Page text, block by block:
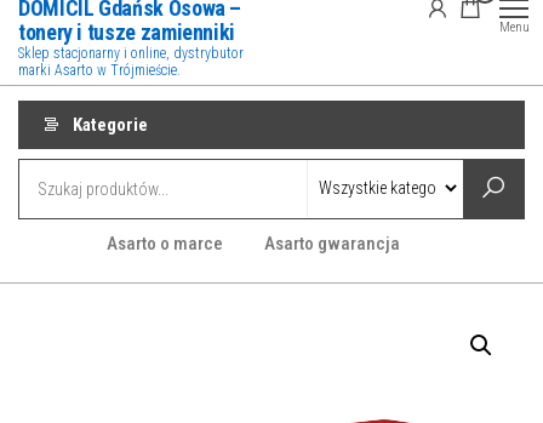
DOMICIL Gdańsk Osowa –
tonery i tusze zamienniki
Sklep stacjonarny i online, dystrybutor
marki Asarto w Trójmieście.
Menu
Kategorie
Asarto o marce Asarto gwarancja